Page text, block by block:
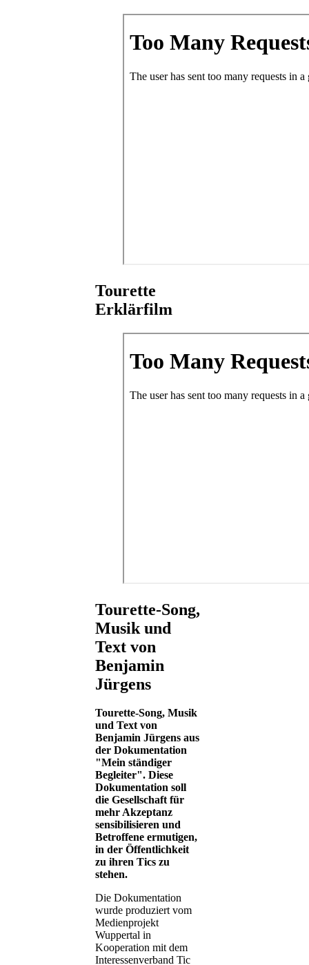
Tourette
Erklärfilm
Tourette-Song,
Musik und
Text von
Benjamin
Jürgens
Tourette-Song, Musik
und Text von
Benjamin Jürgens aus
der Dokumentation
"Mein ständiger
Begleiter". Diese
Dokumentation soll
die Gesellschaft für
mehr Akzeptanz
sensibilisieren und
Betroffene ermutigen,
in der Öffentlichkeit
zu ihren Tics zu
stehen.
Die Dokumentation
wurde produziert vom
Medienprojekt
Wuppertal in
Kooperation mit dem
Interessenverband Tic